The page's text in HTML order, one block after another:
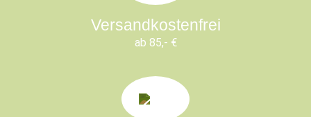
Versandkostenfrei
ab 85,- €